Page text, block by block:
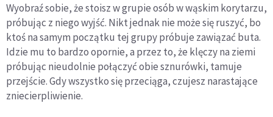
Wyobraź sobie, że stoisz w grupie osób w wąskim korytarzu,
próbując z niego wyjść. Nikt jednak nie może się ruszyć, bo
ktoś na samym początku tej grupy próbuje zawiązać buta.
Idzie mu to bardzo opornie, a przez to, że klęczy na ziemi
próbując nieudolnie połączyć obie sznurówki, tamuje
przejście. Gdy wszystko się przeciąga, czujesz narastające
zniecierpliwienie.